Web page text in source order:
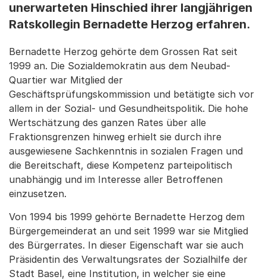
unerwarteten Hinschied ihrer langjährigen
Ratskollegin Bernadette Herzog erfahren.
Bernadette Herzog gehörte dem Grossen Rat seit
1999 an. Die Sozialdemokratin aus dem Neubad-
Quartier war Mitglied der
Geschäftsprüfungskommission und betätigte sich vor
allem in der Sozial- und Gesundheitspolitik. Die hohe
Wertschätzung des ganzen Rates über alle
Fraktionsgrenzen hinweg erhielt sie durch ihre
ausgewiesene Sachkenntnis in sozialen Fragen und
die Bereitschaft, diese Kompetenz parteipolitisch
unabhängig und im Interesse aller Betroffenen
einzusetzen.
Von 1994 bis 1999 gehörte Bernadette Herzog dem
Bürgergemeinderat an und seit 1999 war sie Mitglied
des Bürgerrates. In dieser Eigenschaft war sie auch
Präsidentin des Verwaltungsrates der Sozialhilfe der
Stadt Basel, eine Institution, in welcher sie eine